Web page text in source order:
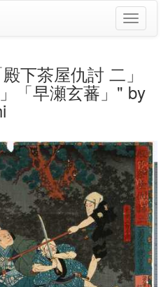
Toggle
下茶屋仇討 二」
「早瀬玄蕃」" by